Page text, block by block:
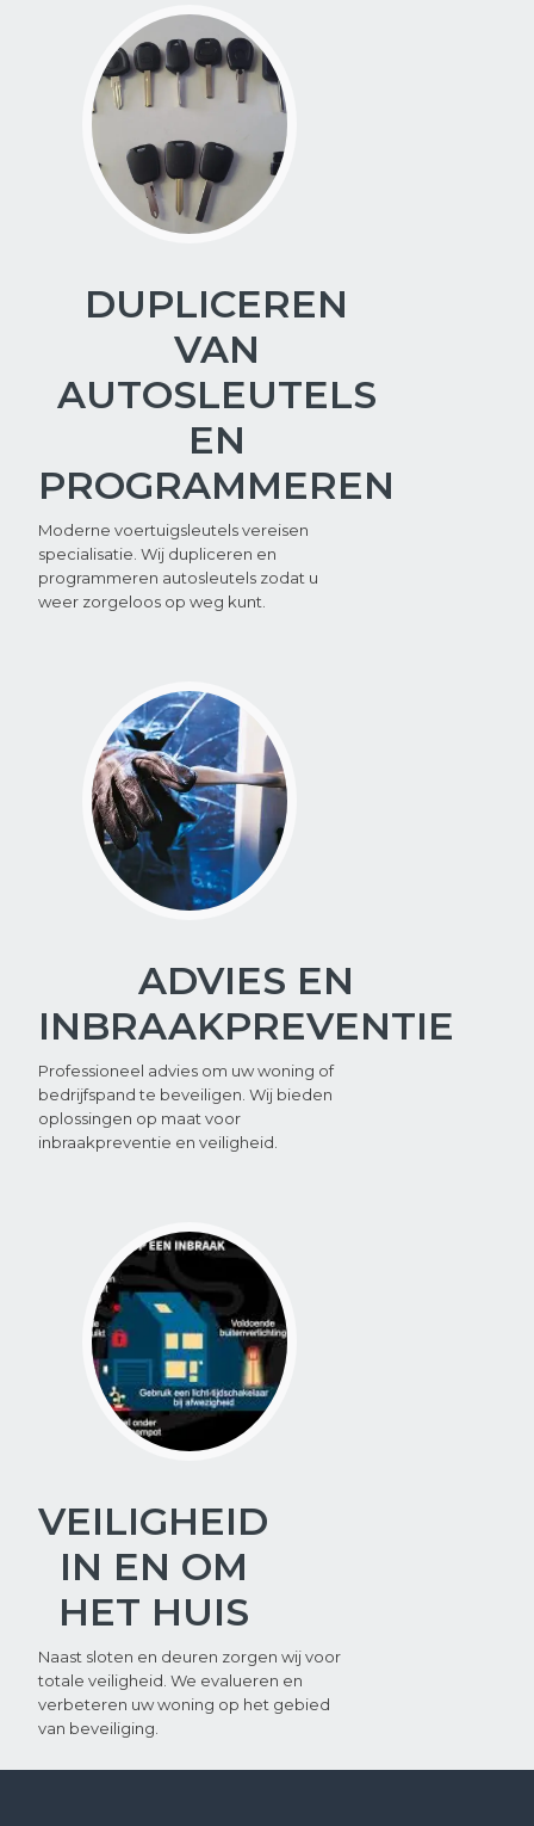
DUPLICEREN
VAN
AUTOSLEUTELS
EN
PROGRAMMEREN
Moderne voertuigsleutels vereisen
specialisatie. Wij dupliceren en
programmeren autosleutels zodat u
weer zorgeloos op weg kunt.
ADVIES EN
INBRAAKPREVENTIE
Professioneel advies om uw woning of
bedrijfspand te beveiligen. Wij bieden
oplossingen op maat voor
inbraakpreventie en veiligheid.
VEILIGHEID
IN EN OM
HET HUIS
Naast sloten en deuren zorgen wij voor
totale veiligheid. We evalueren en
verbeteren uw woning op het gebied
van beveiliging.